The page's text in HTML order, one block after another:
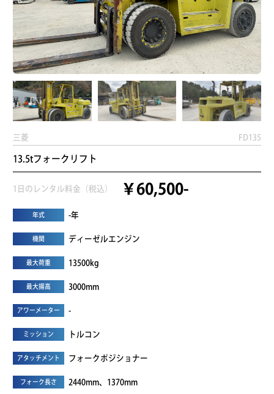
三菱 FD135
13.5tフォークリフト
1日のレンタル料金（税込） ￥60,500-
年式 -年
機関 ディーゼルエンジン
最大荷重 13500kg
最大揚高 3000mm
アワーメーター -
ミッション トルコン
アタッチメント フォークポジショナー
フォーク長さ 2440mm、1370mm